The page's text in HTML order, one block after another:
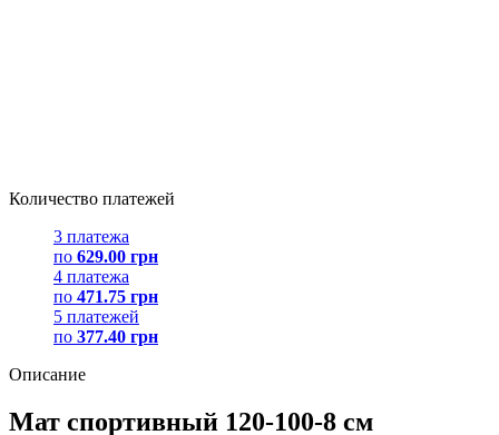
Количество платежей
3 платежа
по 629.00 грн
4 платежа
по 471.75 грн
5 платежей
по 377.40 грн
Описание
Мат спортивный 120-100-8 см